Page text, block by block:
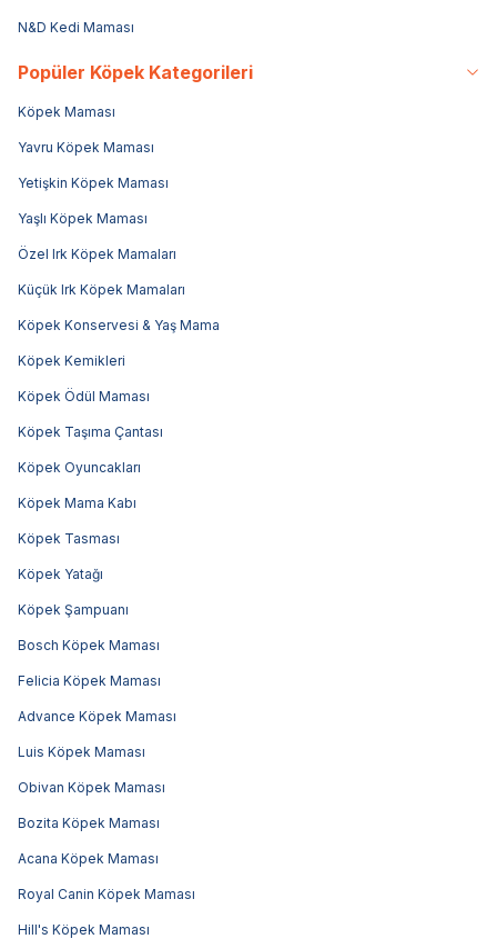
N&D Kedi Maması
Popüler Köpek Kategorileri
Köpek Maması
Yavru Köpek Maması
Yetişkin Köpek Maması
Yaşlı Köpek Maması
Özel Irk Köpek Mamaları
Küçük Irk Köpek Mamaları
Köpek Konservesi & Yaş Mama
Köpek Kemikleri
Köpek Ödül Maması
Köpek Taşıma Çantası
Köpek Oyuncakları
Köpek Mama Kabı
Köpek Tasması
Köpek Yatağı
Köpek Şampuanı
Bosch Köpek Maması
Felicia Köpek Maması
Advance Köpek Maması
Luis Köpek Maması
Obivan Köpek Maması
Bozita Köpek Maması
Acana Köpek Maması
Royal Canin Köpek Maması
Hill's Köpek Maması